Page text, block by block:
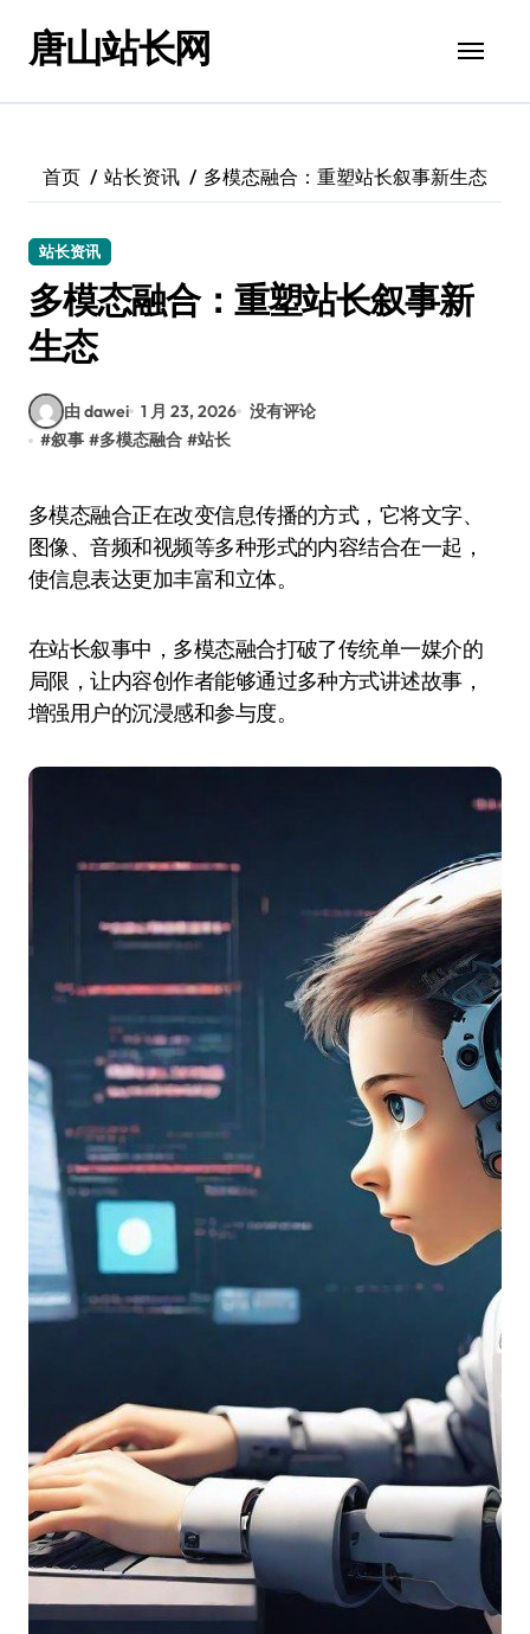
唐山站长网
首页 站长资讯 多模态融合：重塑站长叙事新生态
站长资讯
多模态融合：重塑站长叙事新
生态
由 dawei 1 月 23, 2026 没有评论
#叙事 #多模态融合 #站长
多模态融合正在改变信息传播的方式，它将文字、
图像、音频和视频等多种形式的内容结合在一起，
使信息表达更加丰富和立体。
在站长叙事中，多模态融合打破了传统单一媒介的
局限，让内容创作者能够通过多种方式讲述故事，
增强用户的沉浸感和参与度。